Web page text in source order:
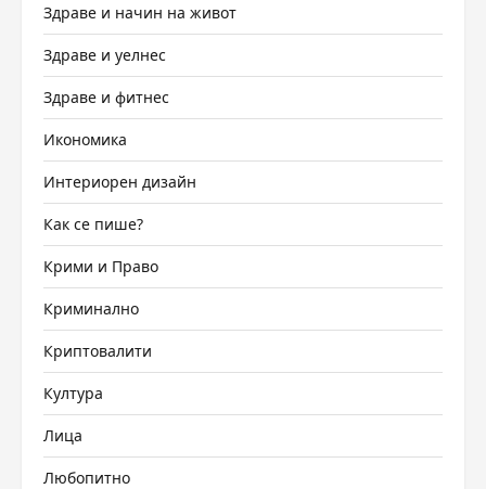
Здраве и начин на живот
Здраве и уелнес
Здраве и фитнес
Икономика
Интериорен дизайн
Как се пише?
Крими и Право
Криминално
Криптовалити
Култура
Лица
Любопитно